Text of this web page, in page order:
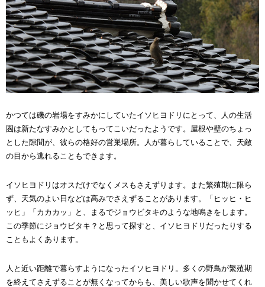
かつては磯の岩場をすみかにしていたイソヒヨドリにとって、人の生活
圏は新たなすみかとしてもってこいだったようです。屋根や壁のちょっ
とした隙間が、彼らの格好の営巣場所。人が暮らしていることで、天敵
の目から逃れることもできます。
イソヒヨドリはオスだけでなくメスもさえずります。また繁殖期に限ら
ず、天気のよい日などは高みでさえずることがあります。「ヒッヒ・ヒ
ッヒ」「カカカッ」と、まるでジョウビタキのような地鳴きをします。
この季節にジョウビタキ？と思って探すと、イソヒヨドリだったりする
こともよくあります。
人と近い距離で暮らすようになったイソヒヨドリ。多くの野鳥が繁殖期
を終えてさえずることが無くなってからも、美しい歌声を聞かせてくれ